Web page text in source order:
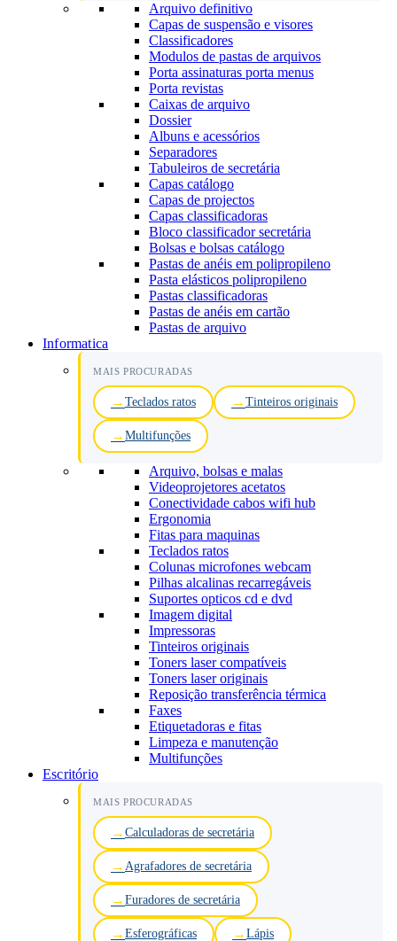
Arquivo definitivo
Capas de suspensão e visores
Classificadores
Modulos de pastas de arquivos
Porta assinaturas porta menus
Porta revistas
Caixas de arquivo
Dossier
Albuns e acessórios
Separadores
Tabuleiros de secretária
Capas catálogo
Capas de projectos
Capas classificadoras
Bloco classificador secretária
Bolsas e bolsas catálogo
Pastas de anéis em polipropileno
Pasta elásticos polipropileno
Pastas classificadoras
Pastas de anéis em cartão
Pastas de arquivo
Informatica
MAIS PROCURADAS
Teclados ratos Tinteiros originais
Multifunções
Arquivo, bolsas e malas
Videoprojetores acetatos
Conectividade cabos wifi hub
Ergonomia
Fitas para maquinas
Teclados ratos
Colunas microfones webcam
Pilhas alcalinas recarregáveis
Suportes opticos cd e dvd
Imagem digital
Impressoras
Tinteiros originais
Toners laser compatíveis
Toners laser originais
Reposição transferência térmica
Faxes
Etiquetadoras e fitas
Limpeza e manutenção
Multifunções
Escritório
MAIS PROCURADAS
Calculadoras de secretária
Agrafadores de secretária
Furadores de secretária
Esferográficas Lápis